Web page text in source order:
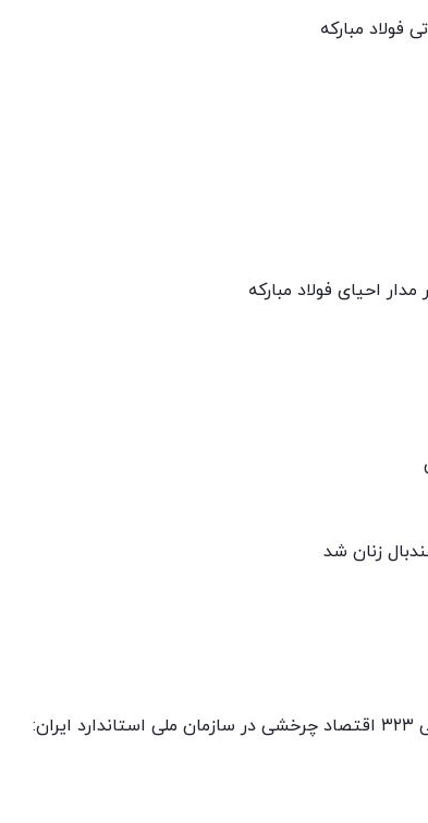
فولاد مبارکه
احیای فولاد مبارکه
زنان شد
فردین اسکافی، رئیس کمیته متناظر ملی ۳۲۳ اقتصاد چرخشی در سازمان ملی استاندارد ایران: